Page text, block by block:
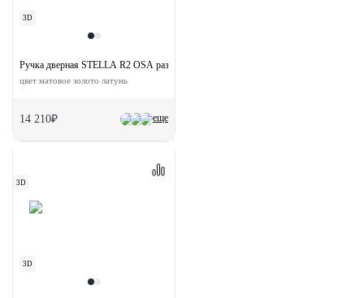
3D
еще
Ручка дверная STELLA R2 OSA раздельная на круглой розетке
цвет матовое золото латунь
14 210₽
3D
3D